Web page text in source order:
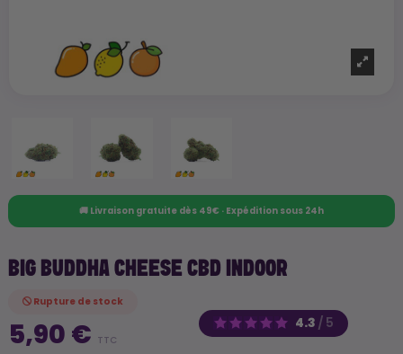
🚚 Livraison gratuite dès 49€ · Expédition sous 24h
BIG BUDDHA CHEESE CBD INDOOR
4.3 / 5
Rupture de stock
5,90 € TTC